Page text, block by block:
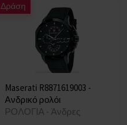
Δράση
Maserati R8871619003 -
Ανδρικό ρολόι
ΡΟΛΟΓΙΑ - Άνδρες